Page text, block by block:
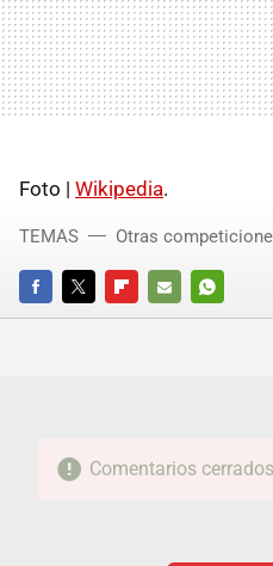
Foto | Wikipedia.
FACEBOOKTWITTERFLIPBOARD
E-
WHATSAPP
TEMAS Otras
Comentarios cerrados